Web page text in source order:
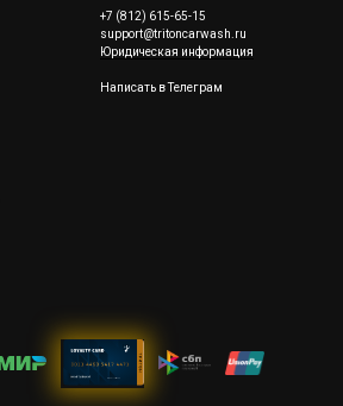
+7 (812) 615-65-15
support@tritoncarwash.ru
Юридическая информация
Написать в Телеграм